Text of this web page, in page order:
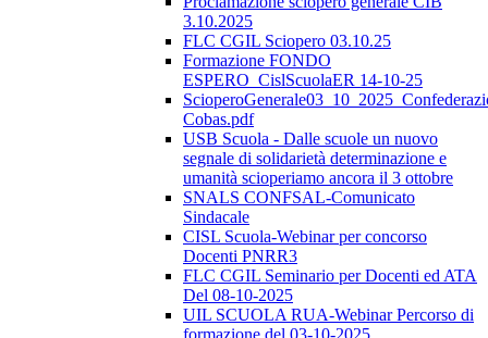
3.10.2025
FLC CGIL Sciopero 03.10.25
Formazione FONDO
ESPERO_CislScuolaER 14-10-25
Cobas.pdf
USB Scuola - Dalle scuole un nuovo
segnale di solidarietà determinazione e
umanità scioperiamo ancora il 3 ottobre
SNALS CONFSAL-Comunicato
Sindacale
CISL Scuola-Webinar per concorso
Docenti PNRR3
FLC CGIL Seminario per Docenti ed ATA
Del 08-10-2025
UIL SCUOLA RUA-Webinar Percorso di